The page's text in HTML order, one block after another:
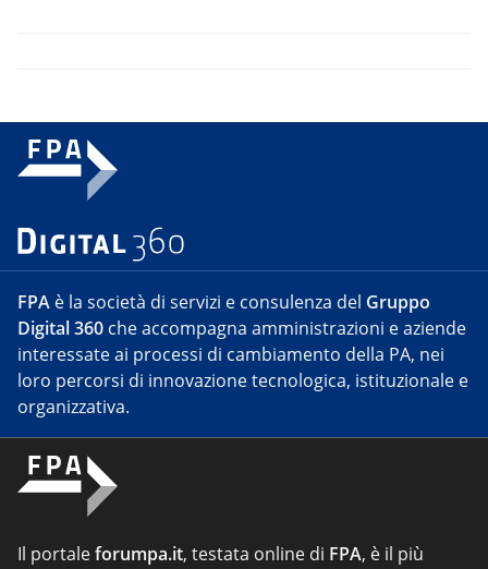
FPA è la società di servizi e consulenza del Gruppo
Digital 360 che accompagna amministrazioni e aziende
interessate ai processi di cambiamento della PA, nei
loro percorsi di innovazione tecnologica, istituzionale e
organizzativa.
Il portaleforumpa.it, testata online di FPA, è il più